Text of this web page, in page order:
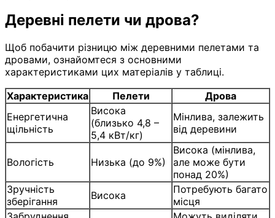
Деревні пелети чи дрова?
Щоб побачити різницю між деревними пелетами та
дровами, ознайомтеся з основними
характеристиками цих матеріалів у таблиці.
Характеристика
Пелети
Дрова
Енергетична
щільність
Висока
(близько 4,8 –
5,4 кВт/кг)
Мінлива, залежить
від деревини
Вологість Низька (до 9%)
Висока (мінлива,
але може бути
понад 20%)
Зручність
зберігання
Висока
Потребують багато
місця